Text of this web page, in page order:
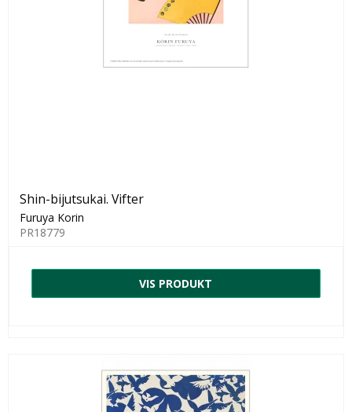
Shin-bijutsukai. Vifter
Furuya Korin
PR18779
VIS PRODUKT